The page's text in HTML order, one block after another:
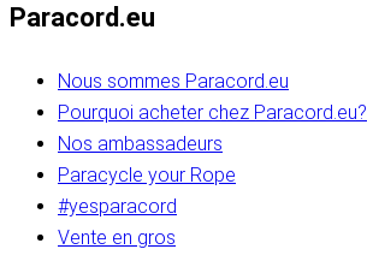
Paracord.eu
Nous sommes Paracord.eu
Pourquoi acheter chez Paracord.eu?
Nos ambassadeurs
Paracycle your Rope
#yesparacord
Vente en gros